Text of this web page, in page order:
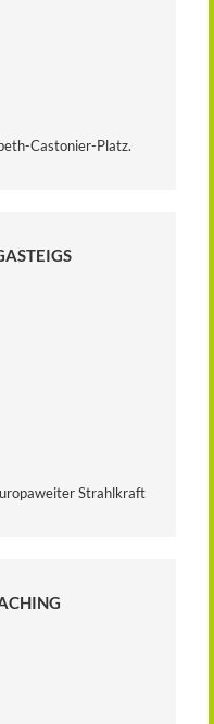
Castonier-Platz.
Strahlkraft